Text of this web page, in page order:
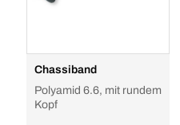
Chassiband
Polyamid 6.6, mit rundem
Kopf